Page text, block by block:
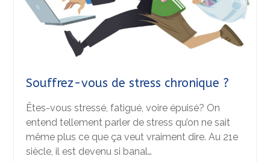
Souffrez-vous de stress chronique ?
Êtes-vous stressé, fatigué, voire épuisé? On
entend tellement parler de stress qu’on ne sait
même plus ce que ça veut vraiment dire. Au 21e
siècle, il est devenu si banal…